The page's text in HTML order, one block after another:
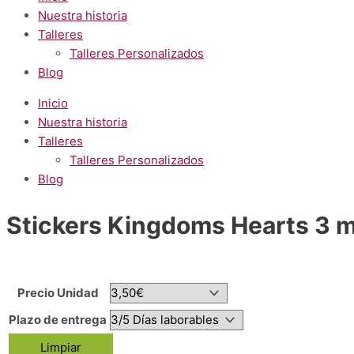
Nuestra historia
Talleres
Talleres Personalizados
Blog
Inicio
Nuestra historia
Talleres
Talleres Personalizados
Blog
Stickers Kingdoms Hearts 3
Precio Unidad
Plazo de entrega
Limpiar